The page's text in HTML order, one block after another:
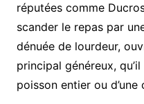
réputées comme
scander le repas par
dénuée de lourdeur,
principal généreux, qu’il
poisson entier ou